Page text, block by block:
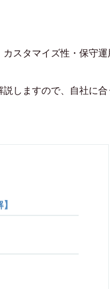
スタマイズ性・保守運
しますので、自社に合